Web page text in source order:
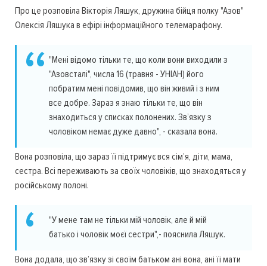
Про це розповіла Вікторія Ляшук, дружина бійця полку "Азов"
Олексія Ляшука в ефірі інформаційного телемарафону.
"Мені відомо тільки те, що коли вони виходили з
"Азовсталі", числа 16 (травня - УНІАН) його
побратим мені повідомив, що він живий і з ним
все добре. Зараз я знаю тільки те, що він
знаходиться у списках полонених. Зв’язку з
чоловіком немає дуже давно", - сказала вона.
Вона розповіла, що зараз її підтримує вся сім’я, діти, мама,
сестра. Всі переживають за своїх чоловіків, що знаходяться у
російському полоні.
"У мене там не тільки мій чоловік, але й мій
батько і чоловік моєї сестри",- пояснила Ляшук.
Вона додала, що зв’язку зі своїм батьком ані вона, ані її мати